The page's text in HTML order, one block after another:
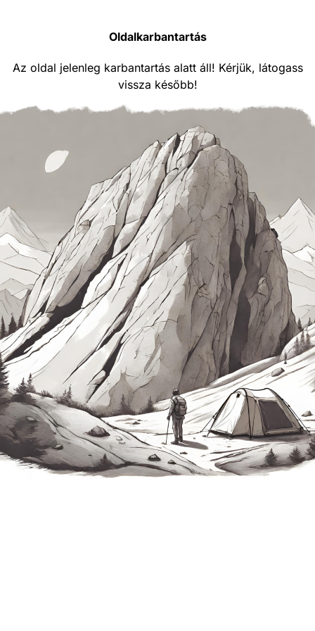
Oldalkarbantartás
Az oldal jelenleg karbantartás alatt áll! Kérjük, látogass
vissza később!